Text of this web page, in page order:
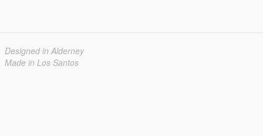
Designed in Alderney
Made in Los Santos